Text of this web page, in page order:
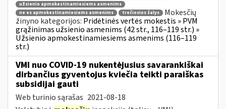
užsienio apmokestinamiesiems asmenims
ne es apmokestinamiesiems asmenims
trečiosios šalys
Mokesčių
žinyno kategorijos: Pridėtinės vertės mokestis » PVM
grąžinimas užsienio asmenims (42 str., 116–119 str.) »
Užsienio apmokestinamiesiems asmenims (116–119
str.)
VMI nuo COVID-19 nukentėjusius savarankiškai
dirbančius gyventojus kviečia teikti paraiškas
subsidijai gauti
Web turinio sąrašas 2021-08-18